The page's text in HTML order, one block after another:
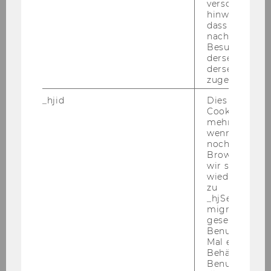
- Kenntnis und Einsatz von verschiedensten
Ende der Bewerbungsfrist: 05.12.2018
Bitte bewerben Sie sich auf unserer Homepage
Institut für Österreichisches und
ist voraussichtlich
eine Stelle
eines eAssistenten/einer eAssistentin
(Angestellte/r gemäß Kollektivvertrag für die
Arbeitnehmer/innen der Universitäten,
verschiedene
hinweg.Stellt
dass Daten
Besuchen auf
derselben
derselben
zugeordnet
_hjid
Dies ist ein
Cookie, das
mehr setzen,
wenn ein
noch in
Browser hat,
wir seinen
zu
migrieren.
gesetzt,
Benutzer
Mal eine
Behält die
Benutzer-ID